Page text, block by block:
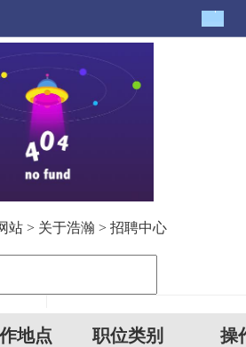
娱乐平台
站 > 关于浩瀚 > 招聘中心
地点 职位类别 操